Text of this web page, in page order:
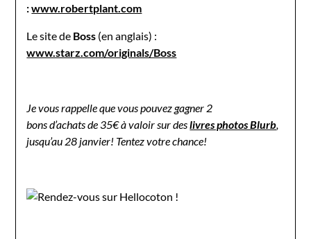
:www.robertplant.com
Le site de Boss (en anglais) :
www.starz.com/originals/Boss
Je vous rappelle que vous pouvez gagner 2
bons d’achats de 35€ à valoir sur deslivres photos Blurb,
jusqu’au 28 janvier! Tentez votre chance!